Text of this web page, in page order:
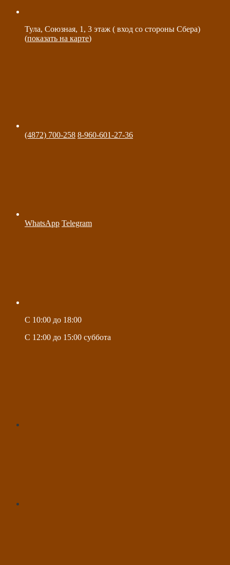
Тула, Союзная, 1, 3 этаж ( вход со стороны Сбера)
(показать на карте)
(4872) 700-258 8-960-601-27-36
WhatsApp Telegram
C 10:00 до 18:00
C 12:00 до 15:00 суббота